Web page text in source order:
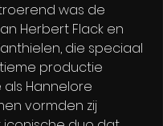
was de
Herbert Flack en
die speciaal
productie
Hannelore
vormden zij